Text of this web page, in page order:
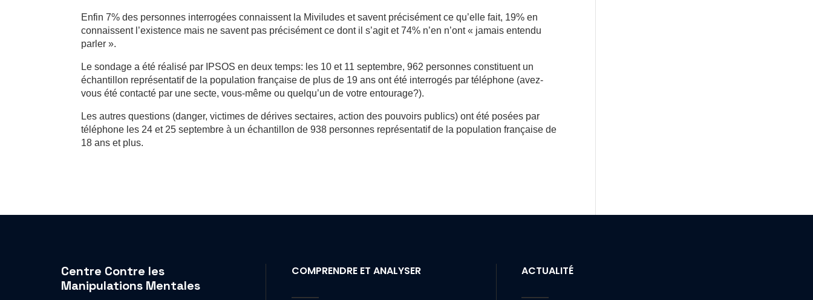
Enfin 7% des personnes interrogées connaissent la Miviludes et savent précisément ce qu’elle fait, 19% en
connaissent l’existence mais ne savent pas précisément ce dont il s’agit et 74% n’en n’ont « jamais entendu
parler ».
Le sondage a été réalisé par IPSOS en deux temps: les 10 et 11 septembre, 962 personnes constituent un
échantillon représentatif de la population française de plus de 19 ans ont été interrogés par téléphone (avez-
vous été contacté par une secte, vous-même ou quelqu’un de votre entourage?).
Les autres questions (danger, victimes de dérives sectaires, action des pouvoirs publics) ont été posées par
téléphone les 24 et 25 septembre à un échantillon de 938 personnes représentatif de la population française de
18 ans et plus.
Centre Contre les
Manipulations Mentales
COMPRENDRE ET ANALYSER ACTUALITÉ